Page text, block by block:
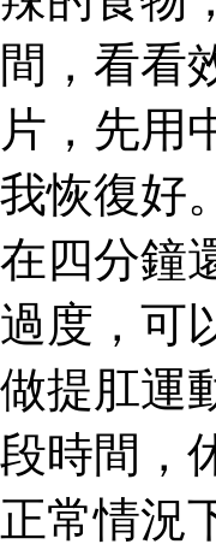
間，看看
片，先用
我恢復好
在四分鐘
過度，可
做提肛運
段時間，
正常情況